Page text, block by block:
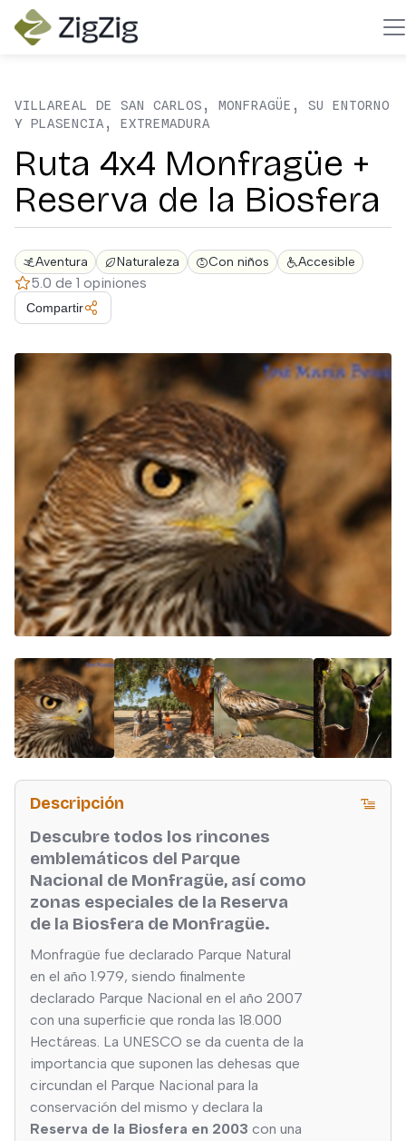
VILLAREAL DE SAN CARLOS, MONFRAGÜE, SU ENTORNO
Y PLASENCIA, EXTREMADURA
Ruta 4x4 Monfragüe +
Reserva de la Biosfera
Aventura Naturaleza Con niños Accesible
5.0 de 1 opiniones
Compartir
Descripción
Descubre todos los rincones
emblemáticos del Parque
Nacional de Monfragüe, así como
zonas especiales de la Reserva
de la Biosfera de Monfragüe.
Monfragüe fue declarado Parque Natural
en el año 1.979, siendo finalmente
declarado Parque Nacional en el año 2007
con una superficie que ronda las 18.000
Hectáreas. La UNESCO se da cuenta de la
importancia que suponen las dehesas que
circundan el Parque Nacional para la
conservación del mismo y declara la
Reserva de la Biosfera en 2003 con una